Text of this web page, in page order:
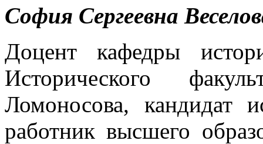
София Сергеевна
Доцент кафедры
Исторического
Ломоносова, кандидат
работник высшего